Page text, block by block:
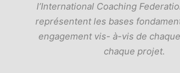
l’International Coaching
représentent les bases
engagement vis- à-vis de
chaque projet.